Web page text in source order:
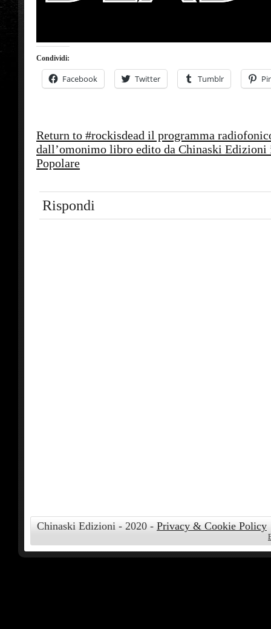
Condividi:
Facebook Twitter Tumblr
Return to #rockisdead il programma
dall’omonimo libro edito da Chinaski Edizioni
Popolare
Rispondi
Chinaski Edizioni - 2020 - Privacy & Cookie Policy